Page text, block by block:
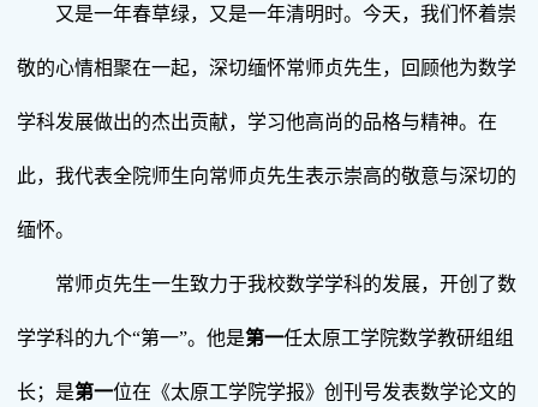
又是一年春草绿，又是一年清明时。今天，我们怀着崇
敬的心情相聚在一起，深切缅怀常师贞先生，回顾他为数学
学科发展做出的杰出贡献，学习他高尚的品格与精神。在
此，我代表全院师生向常师贞先生表示崇高的敬意与深切的
缅怀。
常师贞先生一生致力于我校数学学科的发展，开创了数
学学科的九个“第一”。他是第一任太原工学院数学教研组组
长；是第一位在《太原工学院学报》创刊号发表数学论文的